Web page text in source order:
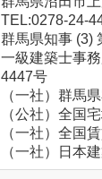
TEL:0278-24-
群馬県知事 (3)
一級建築士事
4447号
（一社）群馬
（公社）全国
（一社）全国
（一社）日本